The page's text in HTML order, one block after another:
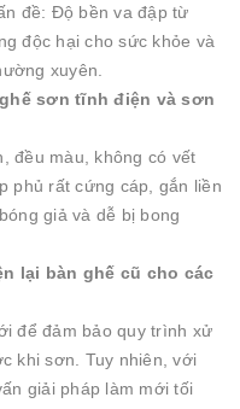
đề: Độ bền va đập từ
độc hại cho sức khỏe và
xuyên.
sơn tĩnh điện và sơn
đều màu, không có vết
phủ rất cứng cáp, gắn liền
giả và dễ bị bong
lại bàn ghế cũ cho các
để đảm bảo quy trình xử
khi sơn. Tuy nhiên, với
giải pháp làm mới tối